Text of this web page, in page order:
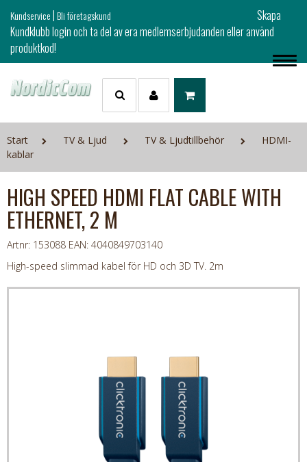
Kundservice|Bli företagskund
Skapa
Kundklubb login och ta del av era medlemserbjudanden eller använd
produktkod!
Start TV & Ljud TV & Ljudtillbehör
HDMI-
kablar
HIGH SPEED HDMI FLAT CABLE WITH
ETHERNET, 2 M
Artnr: 153088 EAN: 4040849703140
High-speed slimmad kabel för HD och 3D TV. 2m